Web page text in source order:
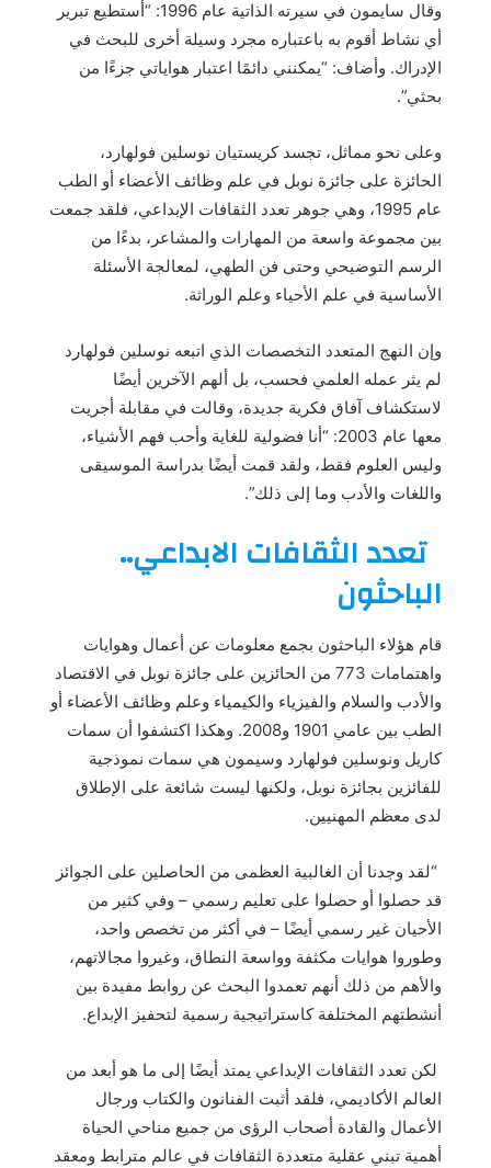
وقال سايمون في سيرته الذاتية عام 1996: “أستطيع تبرير
أي نشاط أقوم به باعتباره مجرد وسيلة أخرى للبحث في
الإدراك. وأضاف: “يمكنني دائمًا اعتبار هواياتي جزءًا من
بحثي”.
وعلى نحو مماثل، تجسد كريستيان نوسلين فولهارد،
الحائزة على جائزة نوبل في علم وظائف الأعضاء أو الطب
عام 1995، وهي جوهر تعدد الثقافات الإبداعي، فلقد جمعت
بين مجموعة واسعة من المهارات والمشاعر، بدءًا من
الرسم التوضيحي وحتى فن الطهي، لمعالجة الأسئلة
الأساسية في علم الأحياء وعلم الوراثة.
وإن النهج المتعدد التخصصات الذي اتبعه نوسلين فولهارد
لم يثر عمله العلمي فحسب، بل ألهم الآخرين أيضًا
لاستكشاف آفاق فكرية جديدة، وقالت في مقابلة أجريت
معها عام 2003: “أنا فضولية للغاية وأحب فهم الأشياء،
وليس العلوم فقط، ولقد قمت أيضًا بدراسة الموسيقى
واللغات والأدب وما إلى ذلك”.
تعدد الثقافات الابداعي..
الباحثون
قام هؤلاء الباحثون بجمع معلومات عن أعمال وهوايات
واهتمامات 773 من الحائزين على جائزة نوبل في الاقتصاد
والأدب والسلام والفيزياء والكيمياء وعلم وظائف الأعضاء أو
الطب بين عامي 1901 و2008. وهكذا اكتشفوا أن سمات
كاريل ونوسلين فولهارد وسيمون هي سمات نموذجية
للفائزين بجائزة نوبل، ولكنها ليست شائعة على الإطلاق
لدى معظم المهنيين.
“لقد وجدنا أن الغالبية العظمى من الحاصلين على الجوائز
قد حصلوا أو حصلوا على تعليم رسمي – وفي كثير من
الأحيان غير رسمي أيضًا – في أكثر من تخصص واحد،
وطوروا هوايات مكثفة وواسعة النطاق، وغيروا مجالاتهم،
والأهم من ذلك أنهم تعمدوا البحث عن روابط مفيدة بين
أنشطتهم المختلفة كاستراتيجية رسمية لتحفيز الإبداع.
لكن تعدد الثقافات الإبداعي يمتد أيضًا إلى ما هو أبعد من
العالم الأكاديمي، فلقد أثبت الفنانون والكتاب ورجال
الأعمال والقادة أصحاب الرؤى من جميع مناحي الحياة
أهمية تبني عقلية متعددة الثقافات في عالم مترابط ومعقد